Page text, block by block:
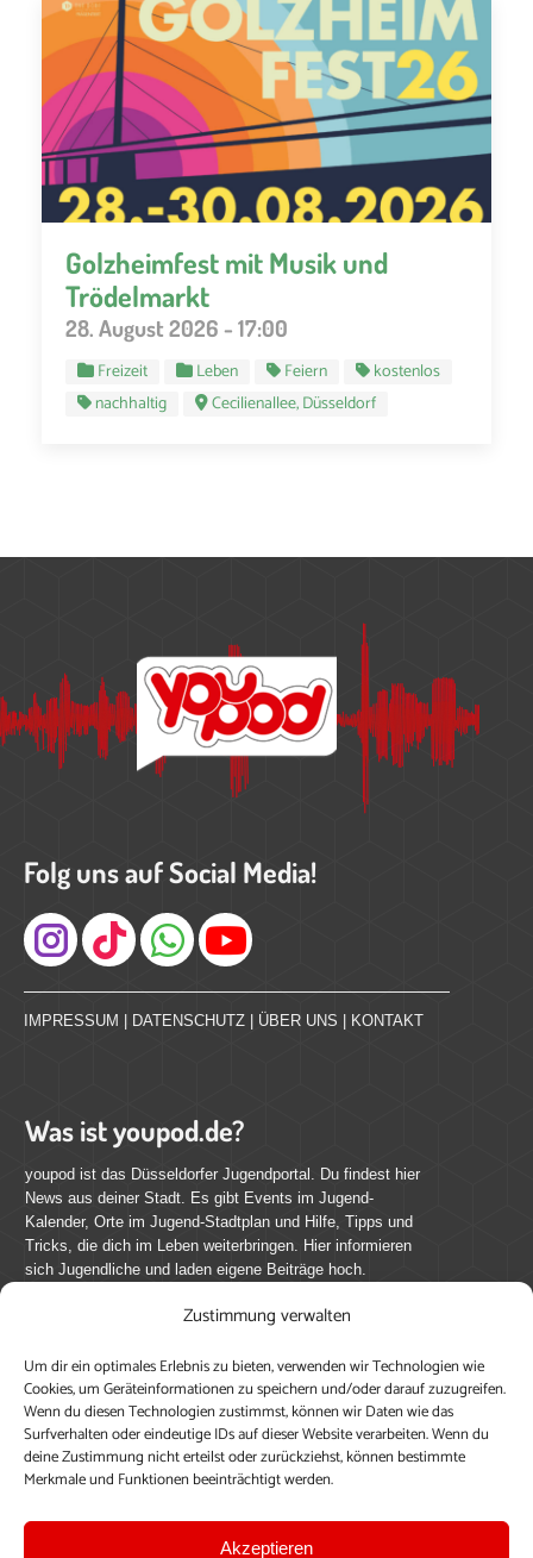
Zustimmung verwalten
Um dir ein optimales Erlebnis zu bieten, verwenden wir Technologien wie
Cookies, um Geräteinformationen zu speichern und/oder darauf zuzugreifen.
Wenn du diesen Technologien zustimmst, können wir Daten wie das
Surfverhalten oder eindeutige IDs auf dieser Website verarbeiten. Wenn du
deine Zustimmung nicht erteilst oder zurückziehst, können bestimmte
Merkmale und Funktionen beeinträchtigt werden.
Akzeptieren
Golzheimfest mit Musik und
Trödelmarkt
28. August 2026 - 17:00
Freizeit Leben Feiern
kostenlos
nachhaltig
Cecilienallee, Düsseldorf
Folg uns auf Social Media!
Instagram
IMPRESSUM DATENSCHUTZ ÜBER UNS KONTAKT
Was ist youpod.de?
youpod ist das Düsseldorfer Jugendportal. Du findest hier
News aus deiner Stadt. Es gibt Events im Jugend-
Kalender, Orte im Jugend-Stadtplan und Hilfe, Tipps und
Tricks, die dich im Leben weiterbringen. Hier informieren
sich Jugendliche und laden eigene Beiträge hoch.
Mach mit bei youpod.de!
youpod.de lebt von Menschen wie dir. Sammel
journalistische Erfahrung, teile deine Perspektive und
veröffentliche deine Beiträge auf youpod.de.Du musst
dich anmelden, um alle Funktionen nutzen zu können, ein
Profil anzulegen, eigene Beiträge hochzuladen und zu